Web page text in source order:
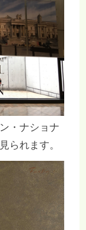
・ナショナ
られます。